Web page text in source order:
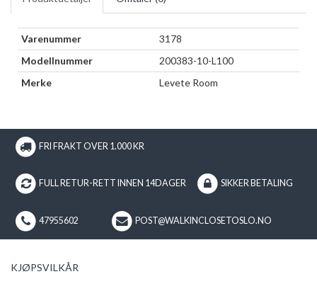
Varenummer
3178
Modellnummer
200383-10-L100
Merke
Levete Room
FRI FRAKT OVER 1.000 KR
FULL RETUR-RETT INNEN 14DAGER SIKKER BETALING
47955602 POST@WALKINCLOSETOSLO.NO
KJØPSVILKÅR